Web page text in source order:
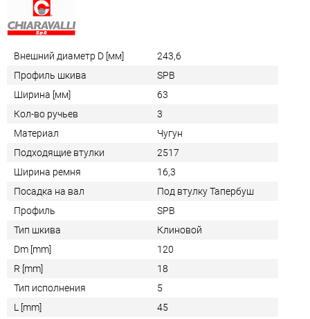
Внешний диаметр D [мм]
243,6
Профиль шкива
SPB
Ширина [мм]
63
Кол-во ручьев
3
Материал
Чугун
Подходящие втулки
2517
Ширина ремня
16,3
Посадка на вал
Под втулку Тапербуш
Профиль
SPB
Тип шкива
Клиновой
Dm [mm]
120
R [mm]
18
Тип исполнения
5
L [mm]
45